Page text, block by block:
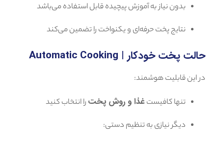
بدون نیاز به آموزش پیچیده قابل استفاده می‌باشد
نتایج پخت حرفه‌ای و یکنواخت را تضمین می‌کند
حالت پخت خودکار | Automatic Cooking
در این قابلیت هوشمند:
تنها کافیستغذا و روش پخت را انتخاب کنید
دیگر نیازی به تنظیم دستی: